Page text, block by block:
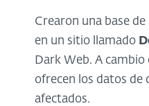
Crearon una base
en un sitio llamado
Dark Web. A cambio
ofrecen los datos de
afectados.